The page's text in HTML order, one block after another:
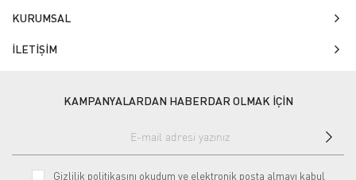
KURUMSAL
İLETİŞİM
KAMPANYALARDAN HABERDAR OLMAK İÇİN
Gizlilik politikasını okudum ve elektronik posta almayı kabul